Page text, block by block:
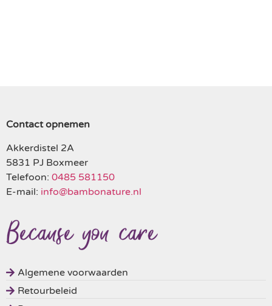
Contact opnemen
Akkerdistel 2A
5831 PJ Boxmeer
Telefoon: 0485 581150
E-mail: info@bambonature.nl
Algemene voorwaarden
Retourbeleid